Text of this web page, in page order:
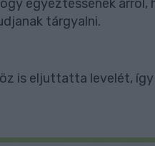
egyeztessenek arról,
tárgyalni.
is eljuttatta levelét,